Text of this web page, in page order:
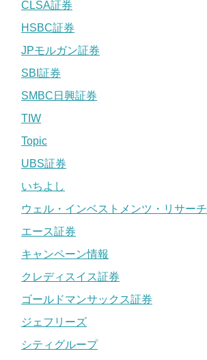
CLSA証券
HSBC証券
JPモルガン証券
SBI証券
SMBC日興証券
TIW
Topic
UBS証券
いちよし
ウェル・インベストメンツ・リサーチ
エース証券
キャンペーン情報
クレディスイス証券
ゴールドマンサックス証券
ジェフリーズ
シティグループ